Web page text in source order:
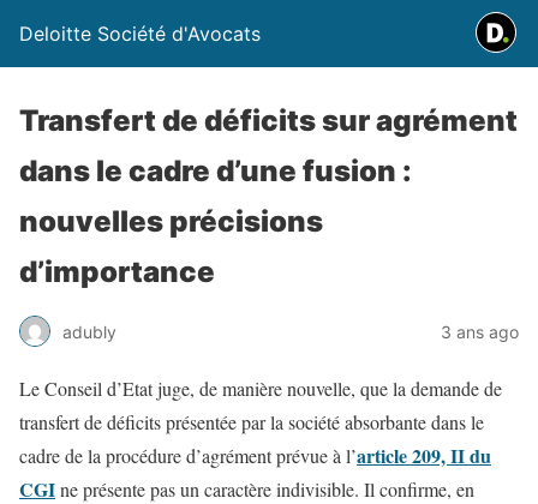
Deloitte Société d'Avocats
Transfert de déficits sur agrément
dans le cadre d’une fusion :
nouvelles précisions
d’importance
adubly 3 ans ago
Le Conseil d’Etat juge, de manière nouvelle, que la demande de
transfert de déficits présentée par la société absorbante dans le
cadre de la procédure d’agrément prévue à l’article 209, II du
CGIne présente pas un caractère indivisible. Il confirme, en